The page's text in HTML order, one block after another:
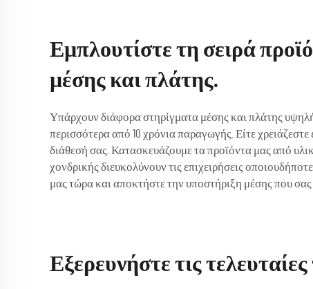
Εμπλουτίστε τη σειρά
μέσης και πλάτης.
Υπάρχουν διάφορα στηρίγματα μέσης και πλάτης
περισσότερα από 10 χρόνια παραγωγής. Είτε χρειάζεστε
διάθεσή σας. Κατασκευάζουμε τα προϊόντα μας από
χονδρικής διευκολύνουν τις επιχειρήσεις
μας τώρα και αποκτήστε την υποστήριξη μέσης που σας
Εξερευνήστε τις